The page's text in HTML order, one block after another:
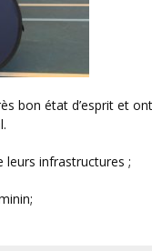
leurs infrastructures ;